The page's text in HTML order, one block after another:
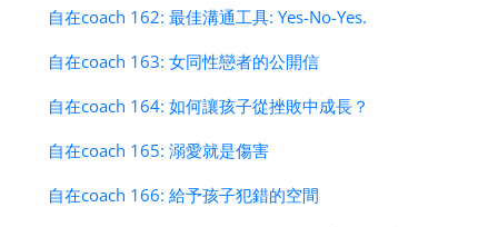
自在coach 162: 最佳溝通工具: Yes-No-Yes.
自在coach 163: 女同性戀者的公開信
自在coach 164: 如何讓孩子從挫敗中成長？
自在coach 165: 溺愛就是傷害
自在coach 166: 給予孩子犯錯的空間